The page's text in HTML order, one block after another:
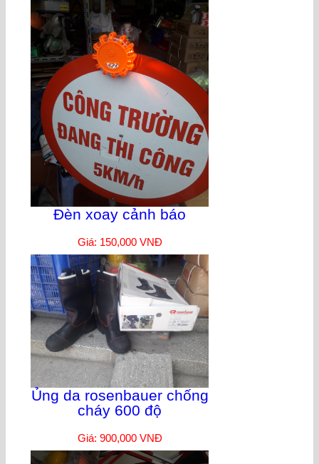
Đèn xoay cảnh báo
Giá: 150,000 VNĐ
Ủng da rosenbauer chống
cháy 600 độ
Giá: 900,000 VNĐ